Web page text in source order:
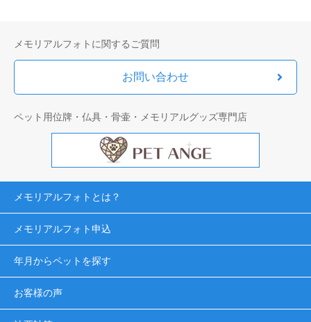
メモリアルフォトに関するご質問
お問い合わせ
ペット用位牌・仏具・骨壷・メモリアルグッズ専門店
メモリアルフォトとは？
メモリアルフォト申込
年月からペットを探す
お客様の声